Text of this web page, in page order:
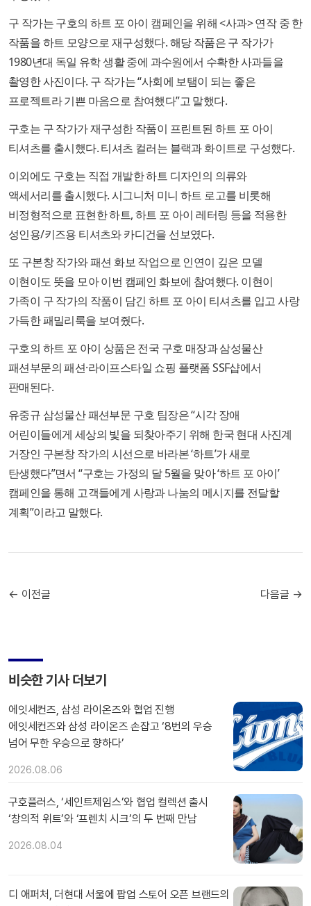
구 작가는 구호의 하트 포 아이 캠페인을 위해 <사과> 연작 중 한
작품을 하트 모양으로 재구성했다. 해당 작품은 구 작가가
1980년대 독일 유학 생활 중에 과수원에서 수확한 사과들을
촬영한 사진이다. 구 작가는 “사회에 보탬이 되는 좋은
프로젝트라 기쁜 마음으로 참여했다”고 말했다.
구호는 구 작가가 재구성한 작품이 프린트된 하트 포 아이
티셔츠를 출시했다. 티셔츠 컬러는 블랙과 화이트로 구성했다.
이외에도 구호는 직접 개발한 하트 디자인의 의류와
액세서리를 출시했다. 시그니처 미니 하트 로고를 비롯해
비정형적으로 표현한 하트, 하트 포 아이 레터링 등을 적용한
성인용/키즈용 티셔츠와 카디건을 선보였다.
또 구본창 작가와 패션 화보 작업으로 인연이 깊은 모델
이현이도 뜻을 모아 이번 캠페인 화보에 참여했다. 이현이
가족이 구 작가의 작품이 담긴 하트 포 아이 티셔츠를 입고 사랑
가득한 패밀리룩을 보여줬다.
구호의 하트 포 아이 상품은 전국 구호 매장과 삼성물산
패션부문의 패션·라이프스타일 쇼핑 플랫폼 SSF샵에서
판매된다.
유중규 삼성물산 패션부문 구호 팀장은 “시각 장애
어린이들에게 세상의 빛을 되찾아주기 위해 한국 현대 사진계
거장인 구본창 작가의 시선으로 바라본 ‘하트’가 새로
탄생했다”면서 “구호는 가정의 달 5월을 맞아 ‘하트 포 아이’
캠페인을 통해 고객들에게 사랑과 나눔의 메시지를 전달할
계획”이라고 말했다.
← 이전글 다음글 →
비슷한 기사 더보기
에잇세컨즈, 삼성 라이온즈와 협업 진행
에잇세컨즈와 삼성 라이온즈 손잡고 ‘8번의 우승
넘어 무한 우승으로 향하다’
2026.08.06
구호플러스, ‘세인트제임스’와 협업 컬렉션 출시
‘창의적 위트’와 ‘프렌치 시크’의 두 번째 만남
2026.08.04
디 애퍼처, 더현대 서울에 팝업 스토어 오픈 브랜드의